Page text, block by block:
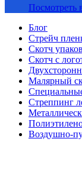
Посмотреть
Блог
Стрейч
Скотч
Скотч с
Малярный
Стреппинг
Воздушно-